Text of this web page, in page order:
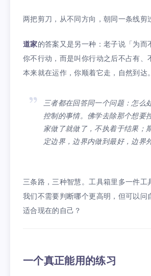
两把剪刀，从不同方向，朝同一条线剪
道家的答案又是另一种：老子说「为而
你不行动，而是叫你行动之后不占有、
本来就在运作，你顺着它走，自然到达。
三者都在回答同一个问题：怎么
控制的事情。佛学去除那个想要
家做了就做了，不执着于结果；
定边界，边界内做到最好，边界
三条路，三种智慧。工具箱里多一件工
我们不需要判断哪个更高明，但可以问
适合现在的自己？
一个真正能用的练习